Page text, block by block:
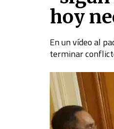
hoy
En un vídeo al
terminar